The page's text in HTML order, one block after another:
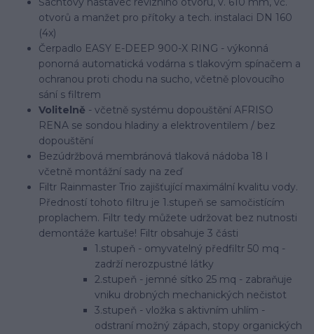
otvorů a manžet pro přítoky a tech. instalaci DN 160
(4x)
Čerpadlo EASY E-DEEP 900-X RING - výkonná
ponorná automatická vodárna s tlakovým spínačem a
ochranou proti chodu na sucho, včetně plovoucího
sání s filtrem
Volitelně - včetně systému dopouštění AFRISO
RENA se sondou hladiny a elektroventilem / bez
dopouštění
Bezúdržbová membránová tlaková nádoba 18 l
včetně montážní sady na zeď
Filtr Rainmaster Trio zajišťující maximální kvalitu vody.
Předností tohoto filtru je 1.stupeň se samočistícím
proplachem. Filtr tedy můžete udržovat bez nutnosti
demontáže kartuše! Filtr obsahuje 3 části
1.stupeň - omyvatelný předfiltr 50 mq -
zadrží nerozpustné látky
2.stupeň - jemné sítko 25 mq - zabraňuje
vniku drobných mechanických nečistot
3.stupeň - vložka s aktivním uhlím -
odstraní možný zápach, stopy organických